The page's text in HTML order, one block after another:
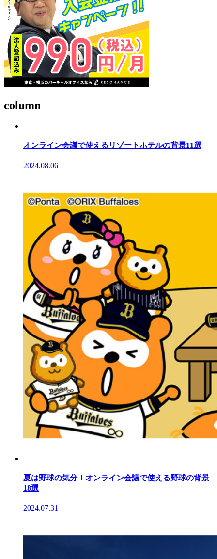
column
オンライン会議で使えるリゾートホテルの背景11選
2024.08.06
夏は野球の気分！オンライン会議で使える野球の背景
18選
2024.07.31